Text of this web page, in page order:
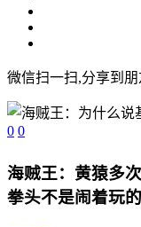
微信扫一扫,分享到朋
0 0
海贼王：黄猿多
拳头不是闹着玩的